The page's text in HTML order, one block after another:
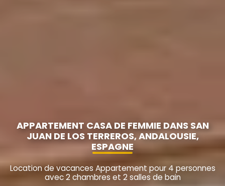
APPARTEMENT CASA DE FEMMIE DANS SAN
JUAN DE LOS TERREROS, ANDALOUSIE,
ESPAGNE
Location de vacances Appartement pour 4 personnes
avec 2 chambres et 2 salles de bain